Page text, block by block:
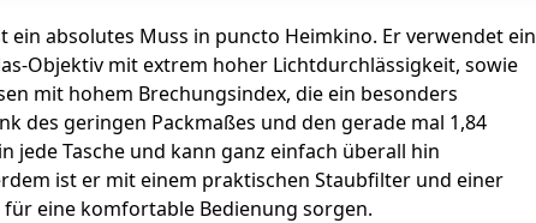
ein absolutes Muss in puncto Heimkino. Er verwendet ein
Objektiv mit extrem hoher Lichtdurchlässigkeit, sowie
mit hohem Brechungsindex, die ein besonders
des geringen Packmaßes und den gerade mal 1,84
jede Tasche und kann ganz einfach überall hin
ist er mit einem praktischen Staubfilter und einer
für eine komfortable Bedienung sorgen.